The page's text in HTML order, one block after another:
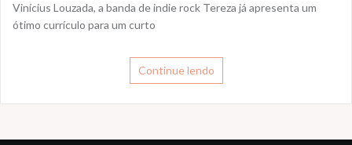
Vinícius Louzada, a banda de indie rock Tereza já apresenta um
ótimo currículo para um curto
Continue lendo